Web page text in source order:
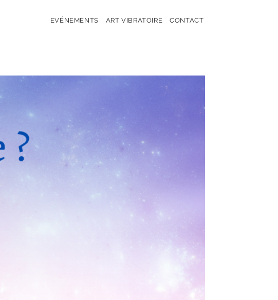
EVÉNEMENTS ART VIBRATOIRE CONTACT